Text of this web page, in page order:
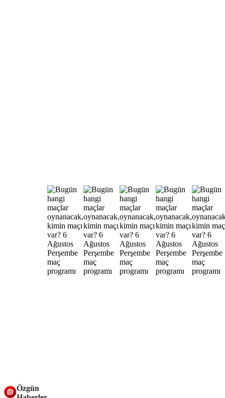
Özgün